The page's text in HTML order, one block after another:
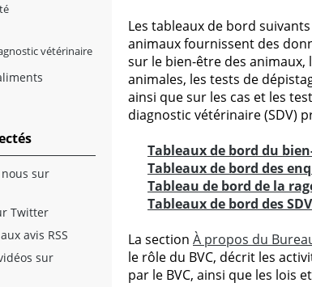
Les tableaux de bord
animaux fournissent des
sur le bien-être des animaux,
animales, les tests de
ainsi que sur les cas et les
diagnostic vétérinaire (SDV)
Tableaux de bord du
Tableaux de bord des
Tableau de bord de la
Tableaux de bord des SDV
La section À propos du
le rôle du BVC, décrit les
par le BVC, ainsi que les lois
vétérinaire
nous sur
Twitter
avis RSS
sur